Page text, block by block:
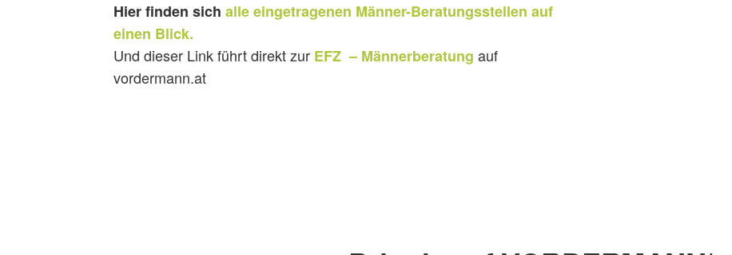
Hier finden sich alle eingetragenen Männer-Beratungsstellen auf
einen Blick.
Und dieser Link führt direkt zur EFZ – Männerberatung auf
vordermann.at